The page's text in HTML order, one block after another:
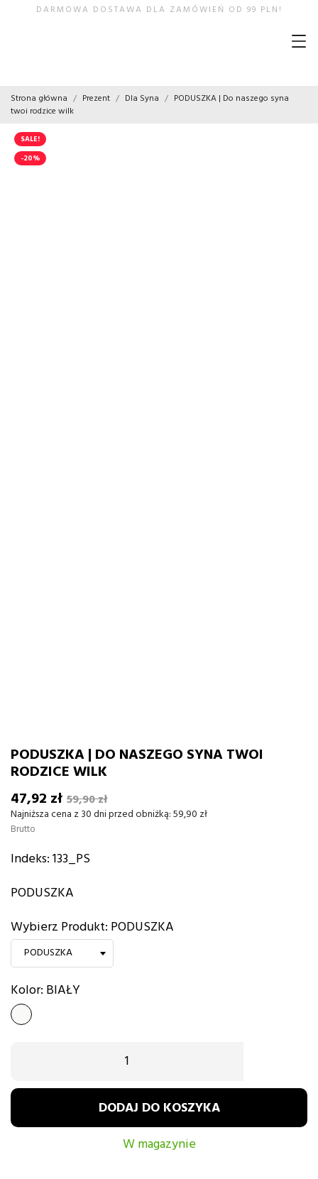
DARMOWA DOSTAWA DLA ZAMÓWIEŃ OD 99 PLN!
Strona główna Prezent Dla Syna
PODUSZKA | Do naszego syna
twoi rodzice wilk
SALE!
-20%
PODUSZKA | DO NASZEGO SYNA TWOI
RODZICE WILK
47,92 zł 59,90 zł
Najniższa cena z 30 dni przed obniżką:59,90 zł
Brutto
Indeks:133_PS
PODUSZKA
Wybierz Produkt: PODUSZKA
Kolor: BIAŁY
BIAŁY
DODAJ DO KOSZYKA
W magazynie